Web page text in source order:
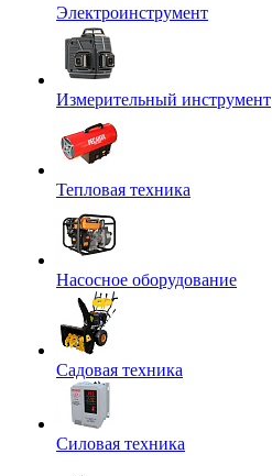
Электроинструмент
Измерительный инструмент
Тепловая техника
Насосное оборудование
Садовая техника
Силовая техника